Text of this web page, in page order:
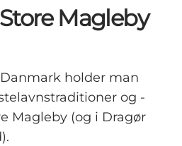
Magleby
holder man
og -
Magleby (og i Dragør